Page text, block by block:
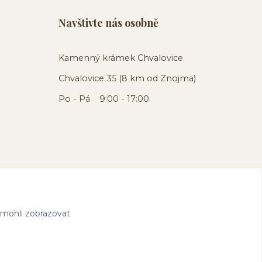
Navštivte nás osobně
Kamenný krámek Chvalovice
Chvalovice 35 (8 km od Znojma)
Po - Pá 9:00 - 17:00
zobrazovat